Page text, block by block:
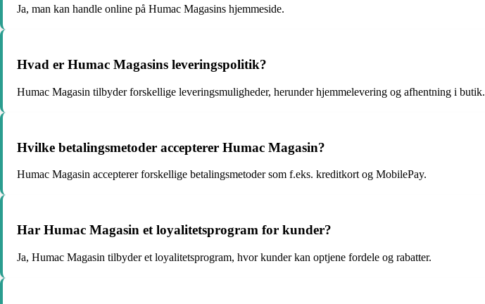
Ja, man kan handle online på Humac Magasins hjemmeside.
Hvad er Humac Magasins leveringspolitik?
Humac Magasin tilbyder forskellige leveringsmuligheder, herunder hjemmelevering og afhentning i butik.
Hvilke betalingsmetoder accepterer Humac Magasin?
Humac Magasin accepterer forskellige betalingsmetoder som f.eks. kreditkort og MobilePay.
Har Humac Magasin et loyalitetsprogram for kunder?
Ja, Humac Magasin tilbyder et loyalitetsprogram, hvor kunder kan optjene fordele og rabatter.